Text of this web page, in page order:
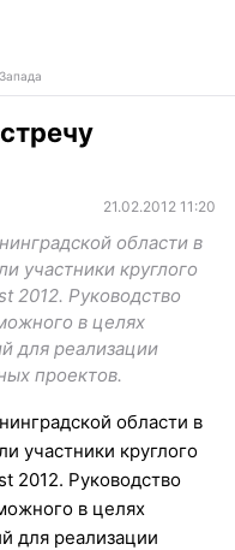
21.02.2012 11:20
области в
участники круглого
2012. Руководство
в целях
для реализации
проектов.
области в
участники круглого
2012. Руководство
в целях
для реализации